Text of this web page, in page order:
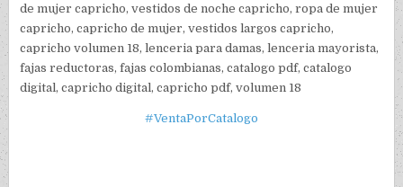
de mujer capricho, vestidos de noche capricho, ropa de mujer
capricho, capricho de mujer, vestidos largos capricho,
capricho volumen 18, lenceria para damas, lenceria mayorista,
fajas reductoras, fajas colombianas, catalogo pdf, catalogo
digital, capricho digital, capricho pdf, volumen 18
#VentaPorCatalogo